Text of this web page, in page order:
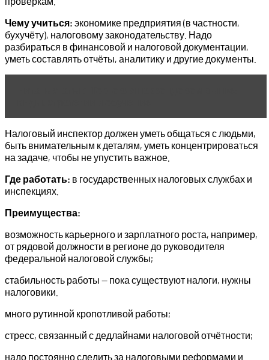
Чему учиться: экономике предприятия (в частности,
бухучёту), налоговому законодательству. Надо
разбираться в финансовой и налоговой документации,
уметь составлять отчёты, аналитику и другие документы.
Налоговый инспектор должен уметь общаться с людьми,
быть внимательным к деталям, уметь концентрироваться
на задаче, чтобы не упустить важное.
Где работать: в государственных налоговых службах и
инспекциях.
Преимущества:
возможность карьерного и зарплатного роста, например,
от рядовой должности в регионе до руководителя
федеральной налоговой службы;
стабильность работы — пока существуют налоги, нужны
налоговики.
много рутинной кропотливой работы;
стресс, связанный с дедлайнами налоговой отчётности;
надо постоянно следить за налоговыми реформами и